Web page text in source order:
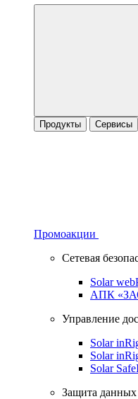
Продукты Сервисы
Промоакции
Сетевая
Solar
АПК
Управление
Solar
Solar
Solar
Защита данных